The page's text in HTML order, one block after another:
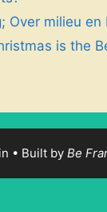
Over milieu en
is the
• Built by Be